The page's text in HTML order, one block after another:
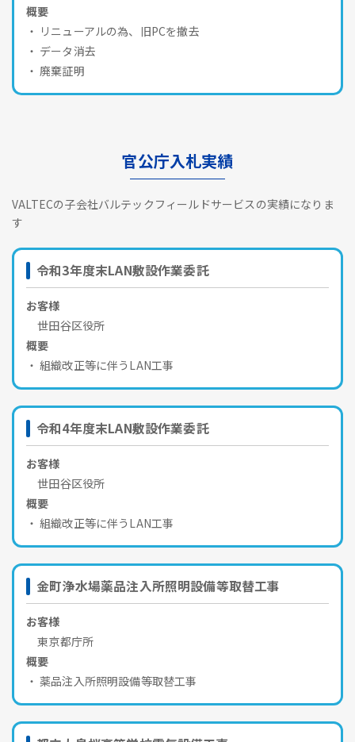
概要
リニューアルの為、旧PCを撤去
データ消去
廃棄証明
官公庁入札実績
VALTECの子会社バルテックフィールドサービスの実績になりま
す
令和3年度末LAN敷設作業委託
お客様
世田谷区役所
概要
組織改正等に伴うLAN工事
令和4年度末LAN敷設作業委託
お客様
世田谷区役所
概要
組織改正等に伴うLAN工事
金町浄水場薬品注入所照明設備等取替工事
お客様
東京都庁所
概要
薬品注入所照明設備等取替工事